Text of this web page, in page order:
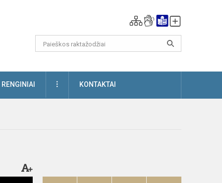
RENGINIAI DAUGIAUKONTAKTAI